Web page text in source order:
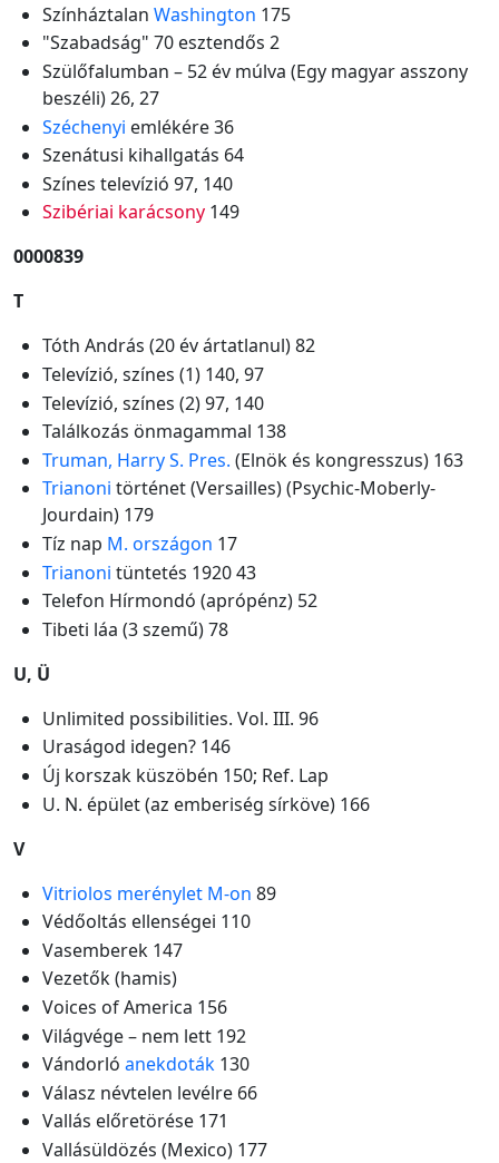
Színháztalan Washington 175
"Szabadság" 70 esztendős 2
Szülőfalumban – 52 év múlva (Egy magyar asszony
beszéli) 26, 27
Széchenyi emlékére 36
Szenátusi kihallgatás 64
Színes televízió 97, 140
Szibériai karácsony149
0000839
T
Tóth András (20 év ártatlanul) 82
Televízió, színes (1) 140, 97
Televízió, színes (2) 97, 140
Találkozás önmagammal 138
Truman, Harry S. Pres. (Elnök és kongresszus) 163
Trianoni történet (Versailles) (Psychic-Moberly-
Jourdain) 179
Tíz nap M. országon 17
Trianoni tüntetés 1920 43
Telefon Hírmondó (aprópénz) 52
Tibeti láa (3 szemű) 78
U, Ü
Unlimited possibilities. Vol. III. 96
Uraságod idegen? 146
Új korszak küszöbén 150; Ref. Lap
U. N. épület (az emberiség sírköve) 166
V
Vitriolos merénylet M-on 89
Védőoltás ellenségei 110
Vasemberek 147
Vezetők (hamis)
Voices of America 156
Világvége – nem lett 192
Vándorló anekdoták130
Válasz névtelen levélre 66
Vallás előretörése 171
Vallásüldözés (Mexico) 177